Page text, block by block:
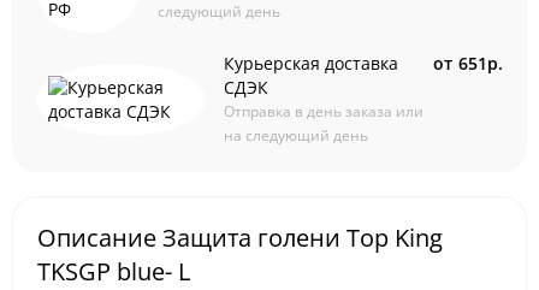
следующий день
Курьерская доставка
СДЭК
Отправка в день заказа или
на следующий день
от 651р.
Описание Защита голени Top King
TKSGP blue- L